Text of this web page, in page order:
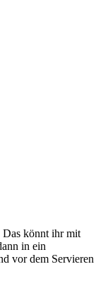
Das könnt ihr mit
in ein
vor dem Servieren